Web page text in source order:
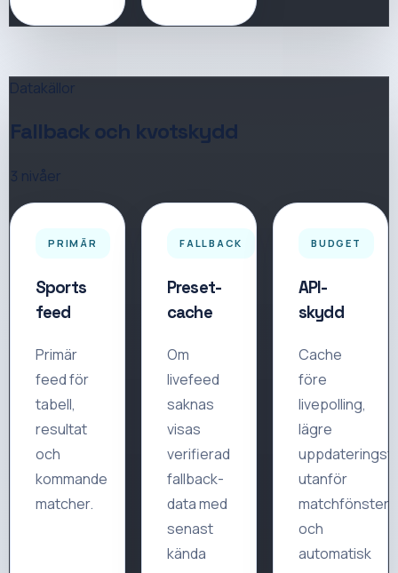
Datakällor
Fallback och kvotskydd
3 nivåer
PRIMÄR
Sports
feed
Primär
feed för
tabell,
resultat
och
kommande
matcher.
FALLBACK
Preset-
cache
Om
livefeed
saknas
visas
verifierad
fallback-
data med
senast
kända
BUDGET
API-
skydd
Cache
före
livepolling,
lägre
utanför
matchfönster
och
automatisk